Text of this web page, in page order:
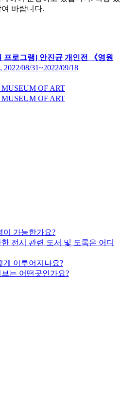
하여 운영하고 있습니다. 역량 있
로그램] 안진균 개인전 《영원
가능한가요?
전시 관련 도서 및 도록은 어디
게 이루어지나요?